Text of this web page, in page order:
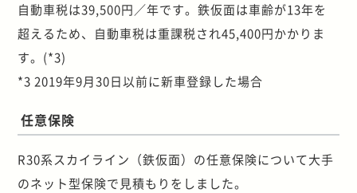
自動車税は39,500円／年です。鉄仮面は車齢が13年を
超えるため、自動車税は重課税され45,400円かかりま
す。(*3)
*3 2019年9月30日以前に新車登録した場合
任意保険
R30系スカイライン（鉄仮面）の任意保険について大手
のネット型保険で見積もりをしました。